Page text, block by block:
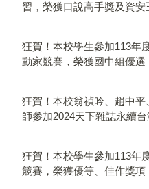
習，榮獲口說高手獎及資
狂賀！本校學生參加113年
動家競賽，榮獲國中組優
狂賀！本校翁禎吟、趙中
師參加2024天下雜誌永續
狂賀！本校學生參加113年
競賽，榮獲優等、佳作獎項